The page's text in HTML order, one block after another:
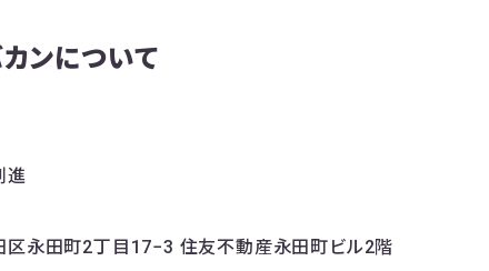
ンについて
進
区永田町2丁目17−3 住友不動産永田町ビル2階